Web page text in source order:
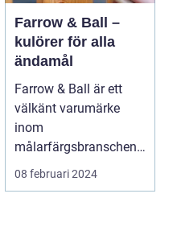
Farrow & Ball –
kulörer för alla
ändamål
Farrow & Ball är ett
välkänt varumärke
inom
målarfärgsbranschen
s...
08 februari 2024